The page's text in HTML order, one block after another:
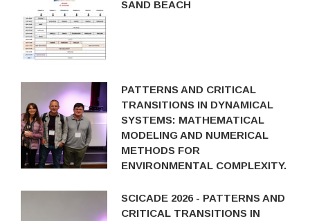
SAND BEACH
PATTERNS AND CRITICAL
TRANSITIONS IN DYNAMICAL
SYSTEMS: MATHEMATICAL
MODELING AND NUMERICAL
METHODS FOR
ENVIRONMENTAL COMPLEXITY.
SCICADE 2026 - PATTERNS AND
CRITICAL TRANSITIONS IN